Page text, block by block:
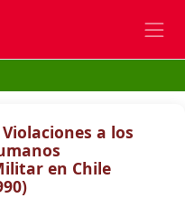
a los
en Chile